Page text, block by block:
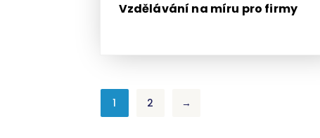
Vzdělávání na míru pro firmy
1 2 →